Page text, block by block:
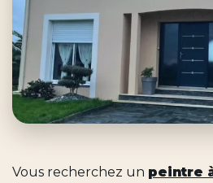
Vous recherchez un peintre